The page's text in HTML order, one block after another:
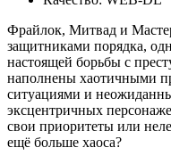
Фрайлок, Митвад и
защитниками порядка,
настоящей борьбы с
наполнены хаотичными
ситуациями и
эксцентричных
свои приоритеты или
ещё больше хаоса?